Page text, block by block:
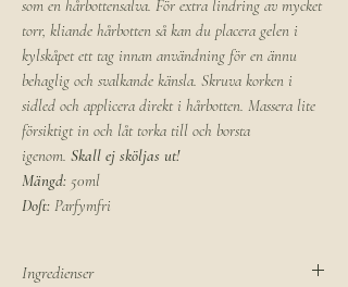
som en hårbottensalva. För extra lindring av mycket
torr, kliande hårbotten så kan du placera gelen i
kylskåpet ett tag innan användning för en ännu
behaglig och svalkande känsla. Skruva korken i
sidled och applicera direkt i hårbotten. Massera lite
försiktigt in och låt torka till och borsta
igenom. Skall ej sköljas ut!
Mängd: 50ml
Doft: Parfymfri
Ingredienser